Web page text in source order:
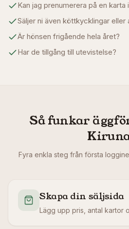
Kan jag prenumerera på en karta
Säljer ni även köttkycklingar eller
Är hönsen frigående hela året?
Har de tillgång till utevistelse?
Så funkar
Fyra enkla steg från första
Skapa din säljsida
Lägg upp pris, antal kartor